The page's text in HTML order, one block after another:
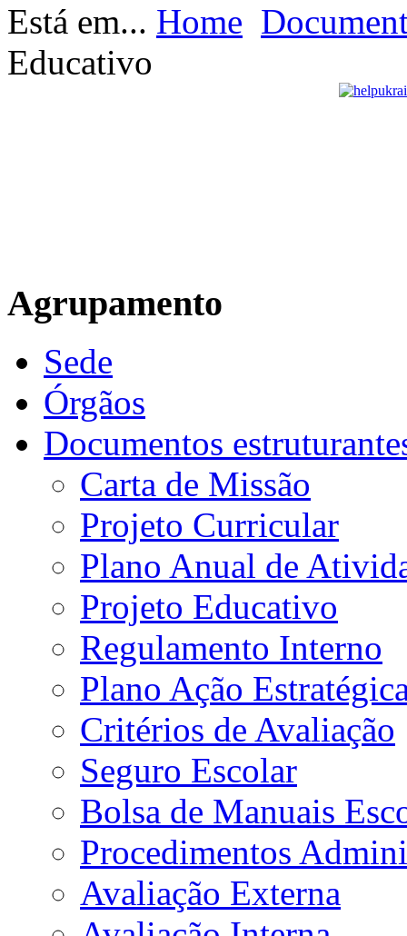
Está em... Home
Educativo
Agrupamento
Sede
Órgãos
Documentos
Carta de Missão
Projeto Curricular
Plano Anual de
Projeto Educativo
Regulamento Interno
Plano Ação
Critérios de Avaliação
Seguro Escolar
Bolsa de Manuais
Procedimentos
Avaliação Externa